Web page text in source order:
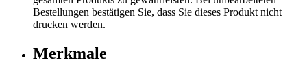
Bestellungen bestätigen Sie, dass Sie dieses Produkt nicht
drucken werden.
Merkmale